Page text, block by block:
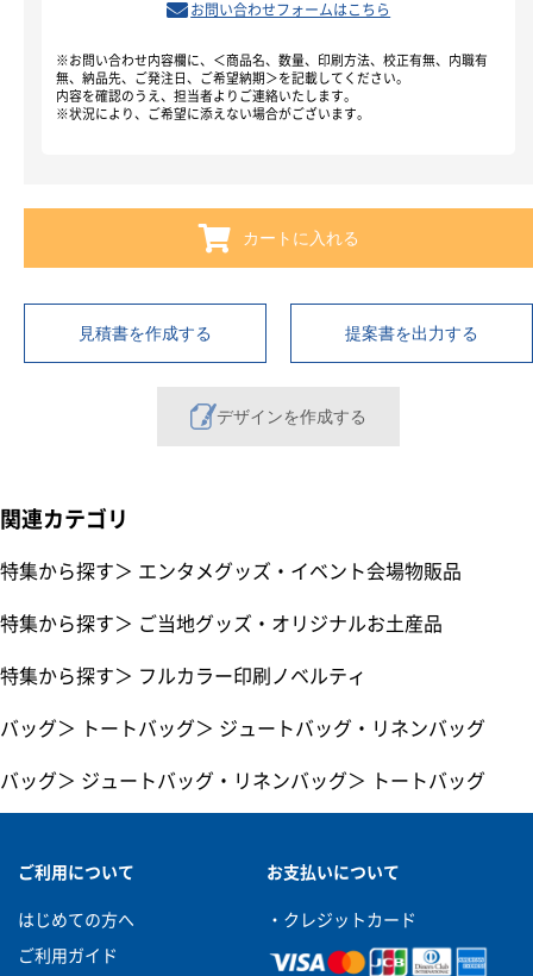
お問い合わせフォームはこちら
※お問い合わせ内容欄に、＜商品名、数量、印刷方法、校正有無、内職有
無、納品先、ご発注日、ご希望納期＞を記載してください。
内容を確認のうえ、担当者よりご連絡いたします。
※状況により、ご希望に添えない場合がございます。
カートに入れる
見積書を作成する 提案書を出力する
デザインを作成する
関連カテゴリ
特集から探す＞ エンタメグッズ・イベント会場物販品
特集から探す＞ ご当地グッズ・オリジナルお土産品
特集から探す＞ フルカラー印刷ノベルティ
バッグ＞ トートバッグ＞ ジュートバッグ・リネンバッグ
バッグ＞ ジュートバッグ・リネンバッグ＞ トートバッグ
ご利用について
はじめての方へ
ご利用ガイド
お支払いについて
・クレジットカード